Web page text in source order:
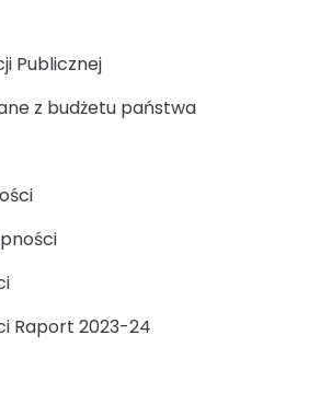
Publicznej
z budżetu państwa
Raport 2023-24